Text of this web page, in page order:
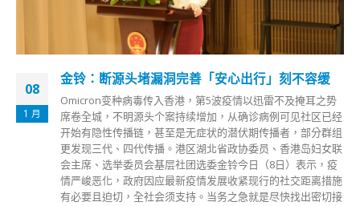
08
1 月
金铃：断源头堵漏洞完善「安心出行」刻不容缓
Omicron变种病毒传入香港，第5波疫情以迅雷不及掩耳之势
席卷全城，不明源头个案持续增加，从确诊病例可见社区已经
开始有隐性传播链，甚至是无症状的潜伏期传播者，部分群组
更发现三代、四代传播。港区湖北省政协委员、香港岛妇女联
会主席、选举委员会基层社团选委金铃今日（8日）表示，疫
情严峻恶化，政府因应最新疫情发展收紧现行的社交距离措施
有必要且迫切，全社会须支持。当务之急就是尽快找出密切接